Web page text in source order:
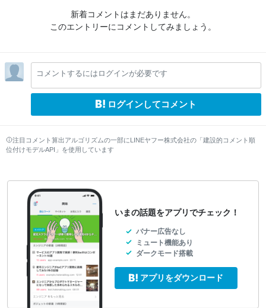
新着コメントはまだありません。
このエントリーにコメントしてみましょう。
コメントするにはログインが必要です
ログインしてコメント
注目コメント算出アルゴリズムの一部にLINEヤフー株式会社の「建設的コメント順
位付けモデルAPI」を使用しています
いまの話題をアプリでチェック！
バナー広告なし
ミュート機能あり
ダークモード搭載
アプリをダウンロード